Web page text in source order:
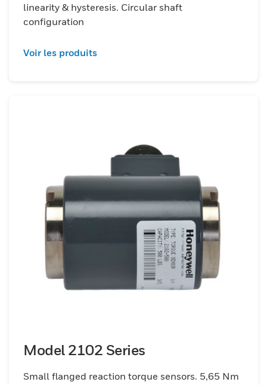
linearity & hysteresis. Circular shaft
configuration
Voir les produits
Model 2102 Series
Small flanged reaction torque sensors. 5,65 Nm